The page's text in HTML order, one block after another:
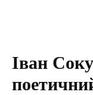
Іван